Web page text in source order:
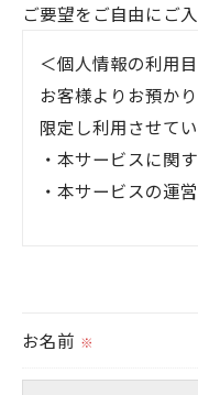
ご要望をご自由にご入
＜個人情報の利用
お客様よりお預か
限定し利用させてい
・本サービスに関
・本サービスの運
取得した個人情報
ません。
お名前 ※